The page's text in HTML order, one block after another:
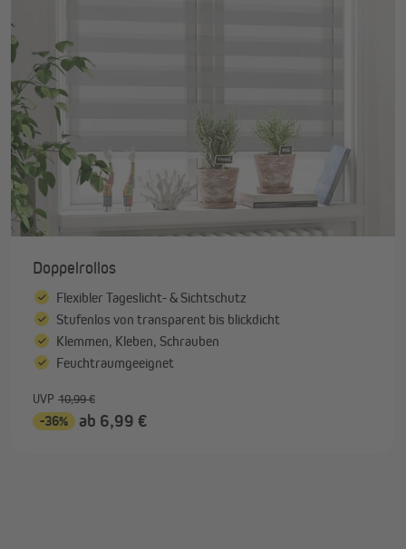
Doppelrollos
Flexibler Tageslicht- & Sichtschutz
Stufenlos von transparent bis blickdicht
Klemmen, Kleben, Schrauben
Feuchtraumgeeignet
UVP 10,99 €
-36% ab 6,99 €